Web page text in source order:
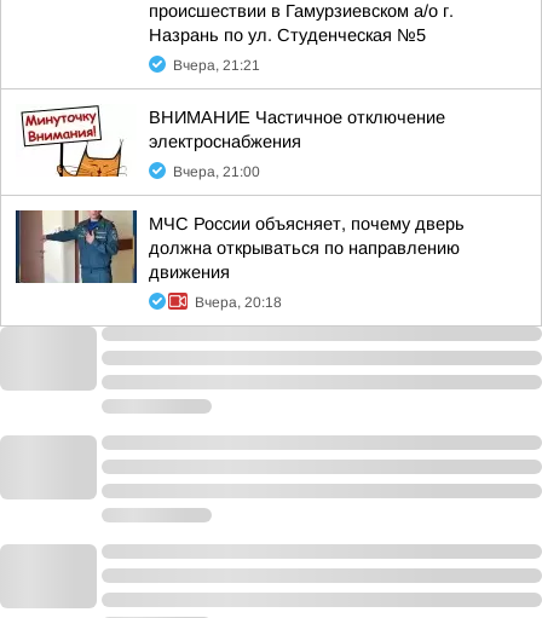
происшествии в Гамурзиевском а/о г.
Назрань по ул. Студенческая №5
Вчера, 21:21
ВНИМАНИЕ Частичное отключение
электроснабжения
Вчера, 21:00
МЧС России объясняет, почему дверь
должна открываться по направлению
движения
Вчера, 20:18